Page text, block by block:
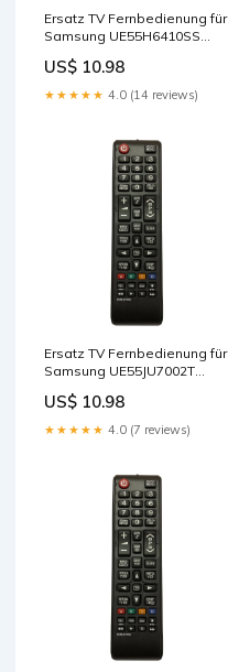
Ersatz TV Fernbedienung für
Samsung UE55H6410SS
US$ 10.98
★★★★★ 4.0 (14 reviews)
Ersatz TV Fernbedienung für
Samsung UE55JU7002T
US$ 10.98
★★★★★ 4.0 (7 reviews)